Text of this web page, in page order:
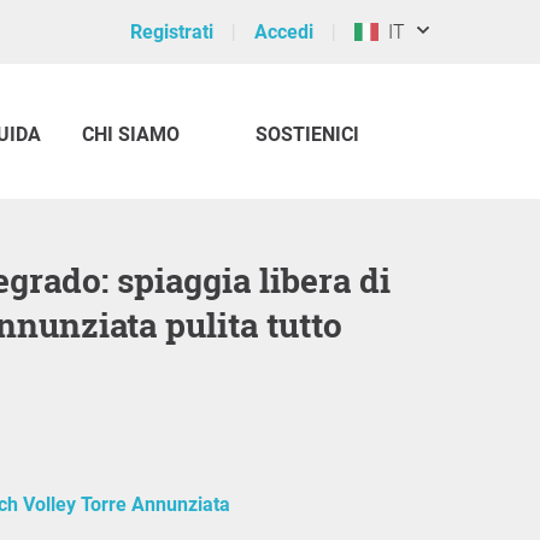
Registrati Accedi IT
CHI SIAMO SOSTIENICI
pulita tutto
Volley Torre Annunziata